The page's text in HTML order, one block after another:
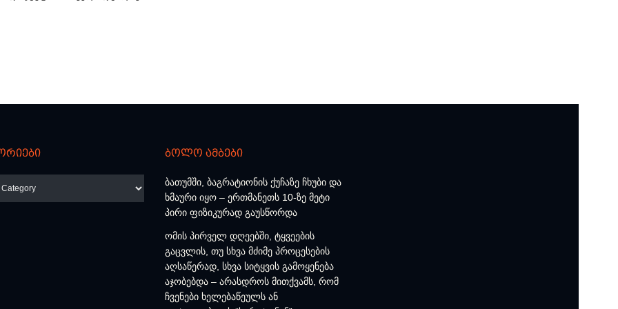
ბოლო ამბები
ბათუმში, ბაგრატიონის ქუჩაზე ჩხუბი და
ხმაური იყო – ერთმანეთს 10-ზე მეტი
პირი ფიზიკურად გაუსწორდა
ომის პირველ დღეებში, ტყვეების
გაცვლის, თუ სხვა მძიმე პროცესების
აღსაწერად, სხვა სიტყვის გამოყენება
აჯობებდა – არასდროს მითქვამს, რომ
ჩვენები ხელებაწეულს ან